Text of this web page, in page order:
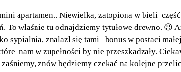
apartament. Niewielka, zatopiona w bieli
To właśnie tu odnajdziemy tytułowe drewno. 😉
sypialnia, znalazł się tami bonus w postaci
nam w zupełności by nie przeszkadzały.
znów będziemy czekać na kolejne